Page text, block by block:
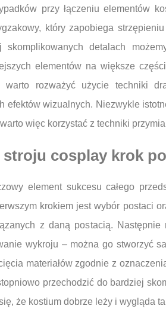
przy łączeniu elementów
który zapobiega strzępieniu
detalach
elementów na większe
rozważyć użycie techniki
efektów wizualnych. Niezwykle
więc korzystać z techniki
cosplay krok
element sukcesu całego
krokiem jest wybór postaci
z daną postacią.
wykroju – można go stworzyć
materiałów zgodnie z
przechodzić do bardziej
że kostium dobrze leży i wygląda